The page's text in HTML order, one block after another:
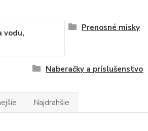
vodu,
Prenosné misky
Naberačky a príslušenstvo
Najdrahšie